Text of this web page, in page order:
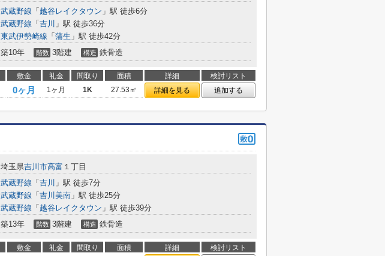
武蔵野線 「 越谷レイクタウン 」駅 徒歩6分
武蔵野線 「 吉川 」駅 徒歩36分
東武伊勢崎線 「 蒲生 」駅 徒歩42分
築10年 階数 3階建 構造 鉄骨造
敷金 礼金 間取り 面積 詳細
検討リスト
0ヶ月 1ヶ月 1K 27.53㎡ 詳細を見る 追加する
埼玉県吉川市高富 １丁目
武蔵野線 「 吉川 」駅 徒歩7分
武蔵野線 「 吉川美南 」駅 徒歩25分
武蔵野線 「 越谷レイクタウン 」駅 徒歩39分
築13年 階数 3階建 構造 鉄骨造
敷金 礼金 間取り 面積 詳細 検討リスト